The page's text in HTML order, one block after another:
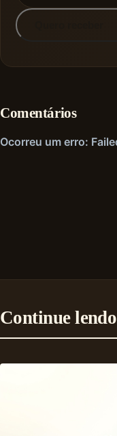
Comentários
Continue lendo